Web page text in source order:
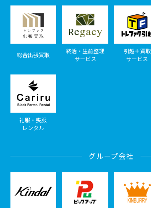
総合出張買取
終活・生前整理
サービス
引越＋買取
サービス
礼服・喪服
レンタル
グループ会社